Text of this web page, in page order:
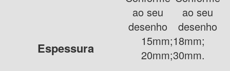
ao seu
desenho
ao seu
desenho
Espessura
15mm;18mm;
20mm;30mm.